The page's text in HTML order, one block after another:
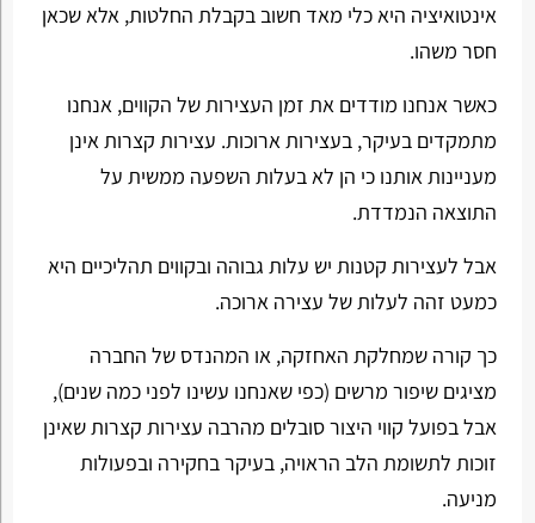
אינטואיציה היא כלי מאד חשוב בקבלת החלטות, אלא שכאן
חסר משהו.
כאשר אנחנו מודדים את זמן העצירות של הקווים, אנחנו
מתמקדים בעיקר, בעצירות ארוכות. עצירות קצרות אינן
מעניינות אותנו כי הן לא בעלות השפעה ממשית על
התוצאה הנמדדת.
אבל לעצירות קטנות יש עלות גבוהה ובקווים תהליכיים היא
כמעט זהה לעלות של עצירה ארוכה.
כך קורה שמחלקת האחזקה, או המהנדס של החברה
מציגים שיפור מרשים (כפי שאנחנו עשינו לפני כמה שנים),
אבל בפועל קווי היצור סובלים מהרבה עצירות קצרות שאינן
זוכות לתשומת הלב הראויה, בעיקר בחקירה ובפעולות
מניעה.